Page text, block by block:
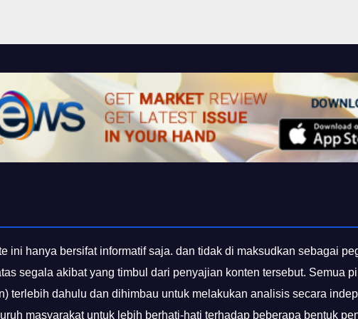
ini hanya bersifat informatif saja. dan tidak di maksudkan sebagai
segala akibat yang timbul dari penyajian konten tersebut. Semua
terlebih dahulu dan dihimbau untuk melakukan analisis secara
masyarakat untuk lebih berhati-hati terhadap beberapa bentuk